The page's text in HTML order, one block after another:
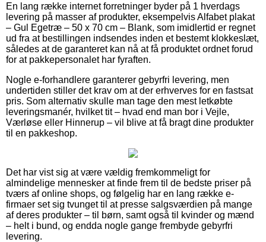
En lang række internet forretninger byder på 1 hverdags
levering på masser af produkter, eksempelvis Alfabet plakat
– Gul Egetræ – 50 x 70 cm – Blank, som imidlertid er regnet
ud fra at bestillingen indsendes inden et bestemt klokkeslæt,
således at de garanteret kan nå at få produktet ordnet forud
for at pakkepersonalet har fyraften.
Nogle e-forhandlere garanterer gebyrfri levering, men
undertiden stiller det krav om at der erhverves for en fastsat
pris. Som alternativ skulle man tage den mest letkøbte
leveringsmanér, hvilket tit – hvad end man bor i Vejle,
Værløse eller Hinnerup – vil blive at få bragt dine produkter
til en pakkeshop.
Det har vist sig at være vældig fremkommeligt for
almindelige mennesker at finde frem til de bedste priser på
tværs af online shops, og følgelig har en lang række e-
firmaer set sig tvunget til at presse salgsværdien på mange
af deres produkter – til børn, samt også til kvinder og mænd
– helt i bund, og endda nogle gange frembyde gebyrfri
levering.